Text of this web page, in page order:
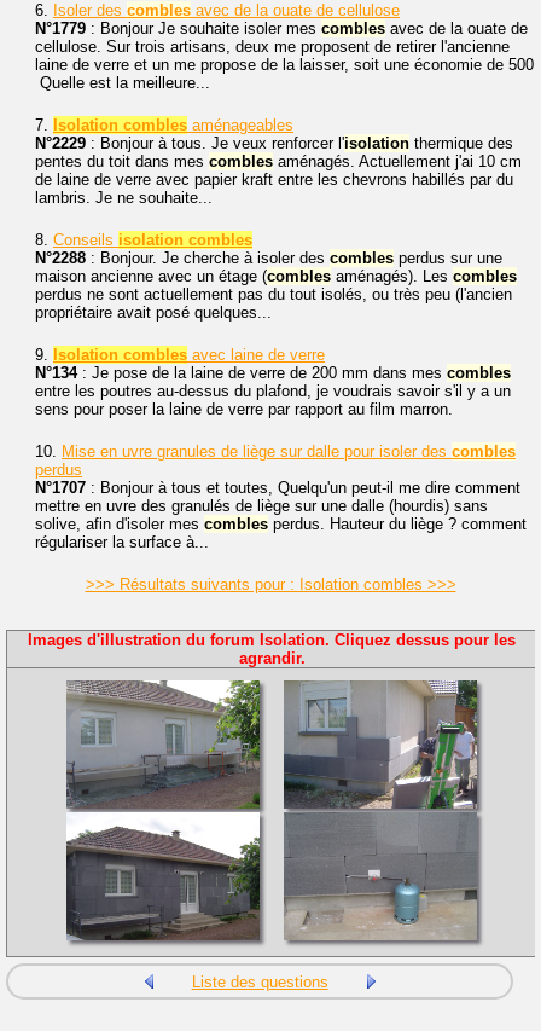
6. Isoler des combles avec de la ouate de cellulose
N°1779 : Bonjour Je souhaite isoler mes combles avec de la ouate de
cellulose. Sur trois artisans, deux me proposent de retirer l'ancienne
laine de verre et un me propose de la laisser, soit une économie de 500
 Quelle est la meilleure...
7. Isolation combles aménageables
N°2229 : Bonjour à tous. Je veux renforcer l'isolation thermique des
pentes du toit dans mes combles aménagés. Actuellement j'ai 10 cm
de laine de verre avec papier kraft entre les chevrons habillés par du
lambris. Je ne souhaite...
8. Conseils isolation combles
N°2288 : Bonjour. Je cherche à isoler des combles perdus sur une
maison ancienne avec un étage (combles aménagés). Les combles
perdus ne sont actuellement pas du tout isolés, ou très peu (l'ancien
propriétaire avait posé quelques...
9. Isolation combles avec laine de verre
N°134: Je pose de la laine de verre de 200 mm dans mes combles
entre les poutres au-dessus du plafond, je voudrais savoir s'il y a un
sens pour poser la laine de verre par rapport au film marron.
10. Mise en uvre granules de liège sur dalle pour isoler des combles
perdus
N°1707 : Bonjour à tous et toutes, Quelqu'un peut-il me dire comment
mettre en uvre des granulés de liège sur une dalle (hourdis) sans
solive, afin d'isoler mes combles perdus. Hauteur du liège ? comment
régulariser la surface à...
>>> Résultats suivants pour : Isolation combles >>>
Images d'illustration du forum Isolation. Cliquez dessus pour les
agrandir.
Liste des questions